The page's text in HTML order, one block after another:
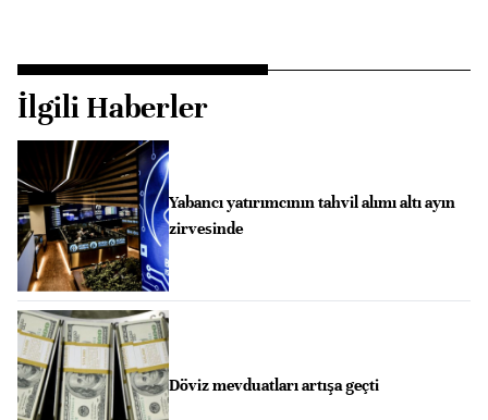
İlgili Haberler
Yabancı yatırımcının tahvil alımı altı ayın
zirvesinde
Döviz mevduatları artışa geçti